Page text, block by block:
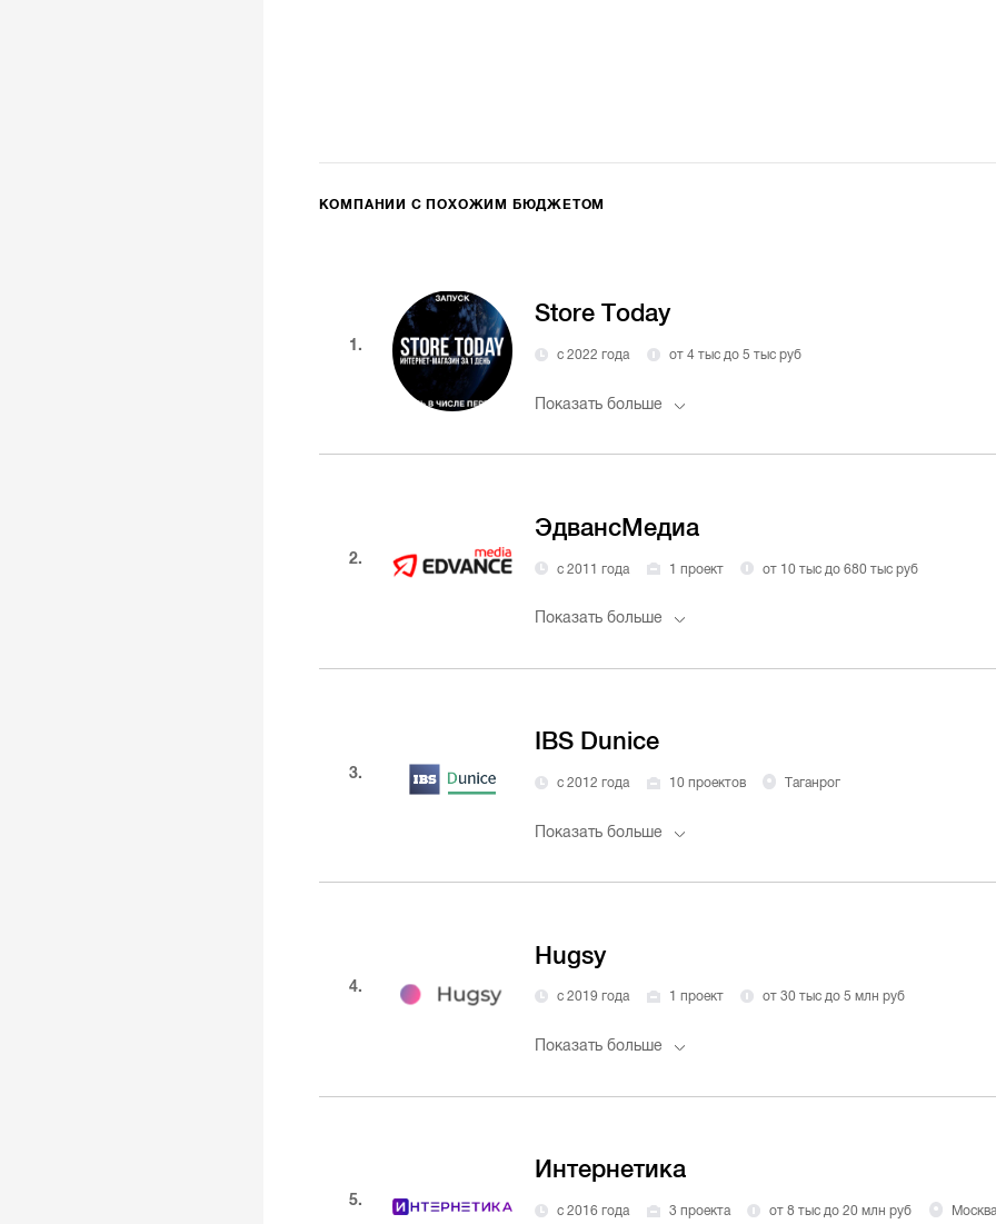
КОМПАНИИ С ПОХОЖИМ БЮДЖЕТОМ
1.
Store Today
с 2022 года от 4 тыс до 5 тыс руб
Показать больше
2.
ЭдвансМедиа
с 2011 года 1 проект от 10 тыс до 680 тыс руб
Показать больше
3.
IBS Dunice
с 2012 года 10 проектов Таганрог
Показать больше
4.
Hugsy
с 2019 года 1 проект от 30 тыс до 5 млн руб
Показать больше
5.
Интернетика
с 2016 года 3 проекта от 8 тыс до 20 млн руб Москва